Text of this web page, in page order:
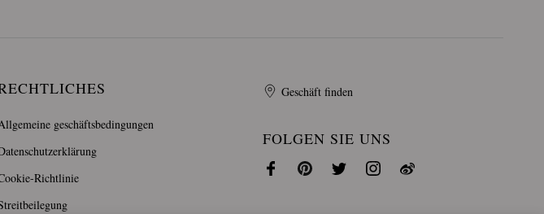
geschäftsbedingungen
Richtlinie
Geschäft finden
FOLGEN SIE UNS